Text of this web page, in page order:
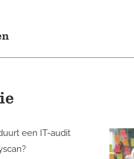
een IT-audit